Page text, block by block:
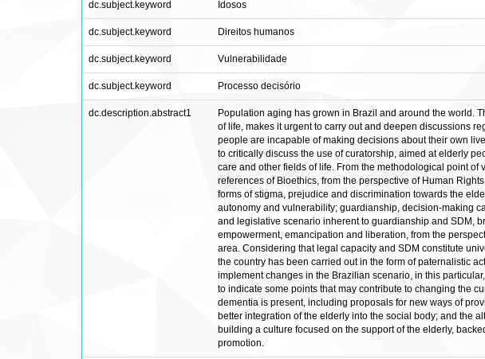
dc.subject.keyword Idosos
dc.subject.keyword Direitos humanos
dc.subject.keyword Vulnerabilidade
dc.subject.keyword Processo decisório
dc.description.abstract1
Population aging has grown in Brazil and around the world.
of life, makes it urgent to carry out and deepen discussions
people are incapable of making decisions about their own
to critically discuss the use of curatorship, aimed at elderly
care and other fields of life. From the methodological point
references of Bioethics, from the perspective of Human
forms of stigma, prejudice and discrimination towards the
autonomy and vulnerability; guardianship, decision-making
and legislative scenario inherent to guardianship and SDM,
empowerment, emancipation and liberation, from the
area. Considering that legal capacity and SDM constitute
the country has been carried out in the form of paternalistic
implement changes in the Brazilian scenario, in this
to indicate some points that may contribute to changing the
dementia is present, including proposals for new ways of
better integration of the elderly into the social body; and the
building a culture focused on the support of the elderly,
promotion.